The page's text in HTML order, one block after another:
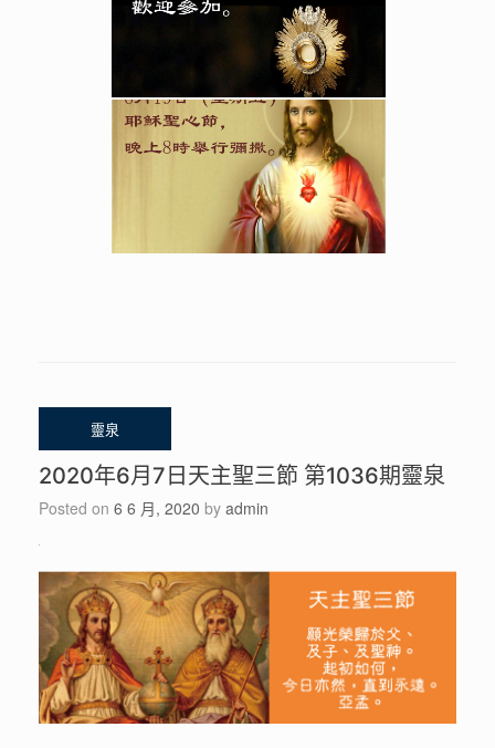
2020年6月7日天主聖三節 第1036期靈泉
Posted on 6 6 月, 2020 by admin